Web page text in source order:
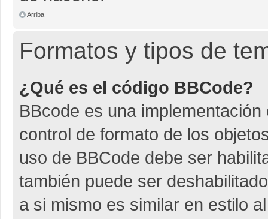
Arriba
Formatos y tipos de
¿Qué es el código BBCode?
BBcode es una
control de formato de los
uso de BBCode debe ser
también puede ser
a si mismo es similar en estilo